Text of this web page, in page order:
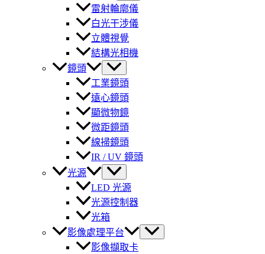
雷射輪廓儀
白光干涉儀
立體視覺
結構光相機
鏡頭
工業鏡頭
遠心鏡頭
顯微物鏡
微距鏡頭
線掃鏡頭
IR / UV 鏡頭
光源
LED 光源
光源控制器
光箱
影像處理平台
影像擷取卡